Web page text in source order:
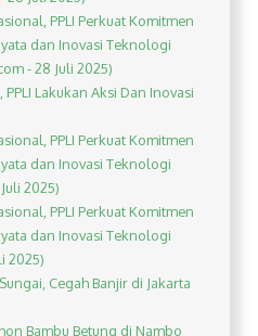
PPLI Perkuat Komitmen
dan Inovasi Teknologi
- 28 Juli 2025)
Lakukan Aksi Dan Inovasi
PPLI Perkuat Komitmen
dan Inovasi Teknologi
2025)
PPLI Perkuat Komitmen
dan Inovasi Teknologi
2025)
Cegah Banjir di Jakarta
Bambu Betung di Nambo